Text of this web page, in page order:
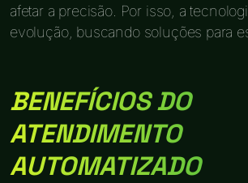
afetar a precisão. Por isso, a
evolução, buscando soluções para
BENEFÍCIOS DO
ATENDIMENTO
AUTOMATIZADO